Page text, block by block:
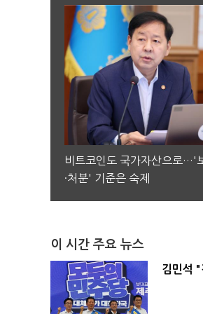
비트코인도 국가자산으로…'
·처분' 기준은 숙제
이 시간 주요 뉴스
김민석